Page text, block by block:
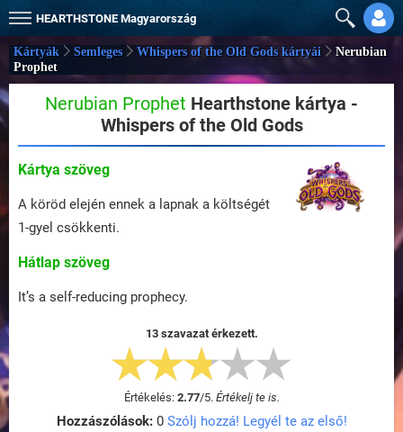
HEARTHSTONE Magyarország
Kártyák Semleges Whispers of the Old Gods kártyái
Nerubian
Prophet
Nerubian Prophet Hearthstone kártya -
Whispers of the Old Gods
Kártya szöveg
A köröd elején ennek a lapnak a költségét
1-gyel csökkenti.
Hátlap szöveg
It’s a self-reducing prophecy.
13 szavazat érkezett.
Értékelés: 2.77/5. Értékelj te is.
Hozzászólások:0 Szólj hozzá! Legyél te az első!